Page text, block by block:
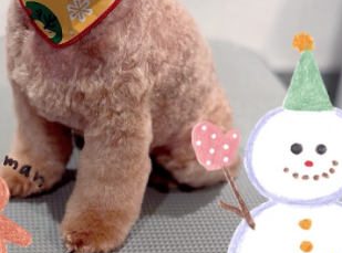
7 うずらちゃ
月07日
▶続きを読む
2026・8・7 アメリちゃ
ん
2026年08月07日
▶続きを読む